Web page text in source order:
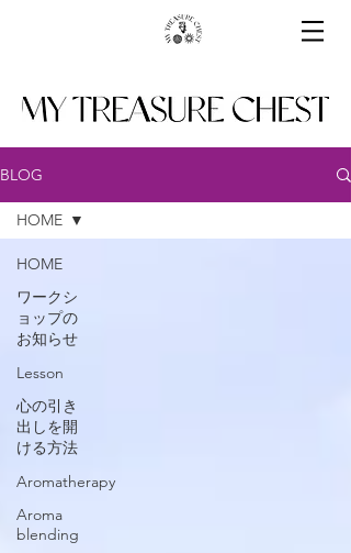
BLOG
HOME
ワークシ
ョップの
お知らせ
Lesson
心の引き
出しを開
ける方法
Aromatherapy
Aroma
blending
HOME